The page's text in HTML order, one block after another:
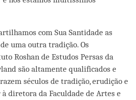
com Sua Santidade as
uma outra tradição. Os
Roshan de Estudos Persas da
são altamente qualificados e
séculos de tradição, erudição e
diretora da Faculdade de Artes e